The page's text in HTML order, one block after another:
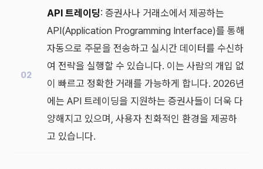
API 트레이딩: 증권사나 거래소에서 제공하는
API(Application Programming Interface)를 통해
자동으로 주문을 전송하고 실시간 데이터를 수신하
여 전략을 실행할 수 있습니다. 이는 사람의 개입 없
이 빠르고 정확한 거래를 가능하게 합니다. 2026년
에는 API 트레이딩을 지원하는 증권사들이 더욱 다
양해지고 있으며, 사용자 친화적인 환경을 제공하
고 있습니다.